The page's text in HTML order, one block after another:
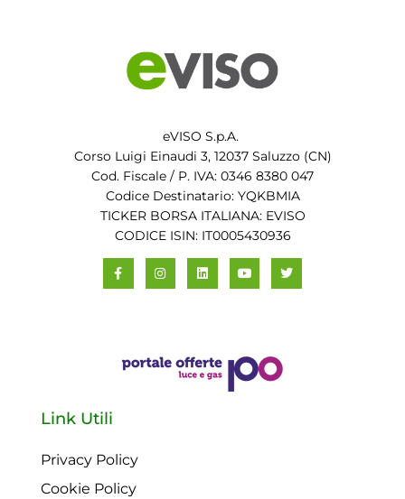
eVISO S.p.A.
Corso Luigi Einaudi 3, 12037 Saluzzo (CN)
Cod. Fiscale / P. IVA: 0346 8380 047
Codice Destinatario: YQKBMIA
TICKER BORSA ITALIANA: EVISO
CODICE ISIN: IT0005430936
Link Utili
Privacy Policy
Cookie Policy